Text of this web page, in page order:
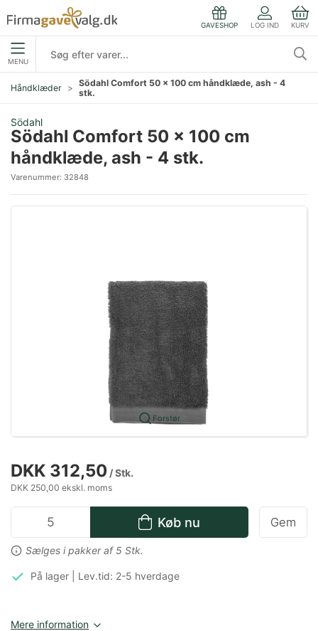
GAVESHOP LOG IND KURV
MENU
Håndklæder
Södahl Comfort 50 x 100 cm håndklæde, ash - 4
stk.
Södahl
Södahl Comfort 50 x 100 cm
håndklæde, ash - 4 stk.
Varenummer: 32848
Forstør
DKK 312,50 / Stk.
DKK 250,00 ekskl. moms
Køb nu
Sælges i pakker af 5 Stk.
Gem
På lager | Lev.tid: 2-5 hverdage
Mere information